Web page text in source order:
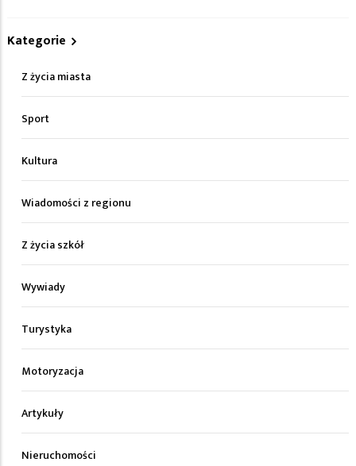
Kategorie
Z życia miasta
Sport
Kultura
Wiadomości z regionu
Z życia szkół
Wywiady
Turystyka
Motoryzacja
Artykuły
Nieruchomości